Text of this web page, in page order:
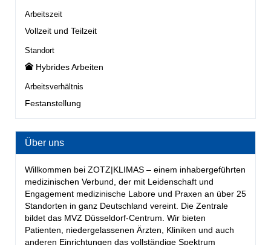
Arbeitszeit
Vollzeit und Teilzeit
Standort
Hybrides Arbeiten
Arbeitsverhältnis
Festanstellung
Über uns
Willkommen bei ZOTZ|KLIMAS – einem inhabergeführten
medizinischen Verbund, der mit Leidenschaft und
Engagement medizinische Labore und Praxen an über 25
Standorten in ganz Deutschland vereint. Die Zentrale
bildet das MVZ Düsseldorf-Centrum. Wir bieten
Patienten, niedergelassenen Ärzten, Kliniken und auch
anderen Einrichtungen das vollständige Spektrum